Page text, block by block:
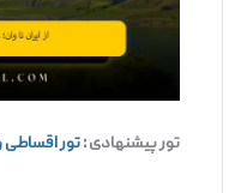
تور پیشنهادی :تور اقساطی